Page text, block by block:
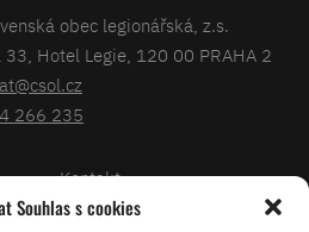
Souhlas s cookies
obec legionářská, z.s.
33, Hotel Legie, 120 00 PRAHA 2
266 235
Kontakt
Databáze legionářů